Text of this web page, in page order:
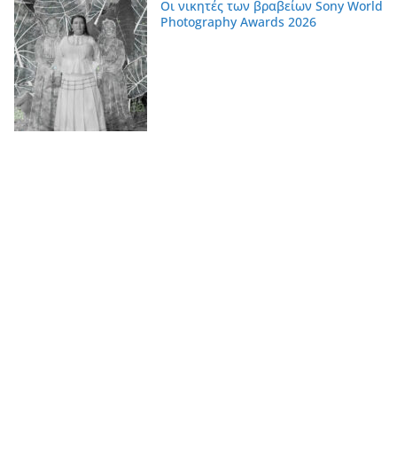
Οι νικητές των βραβείων Sony World
Photography Awards 2026